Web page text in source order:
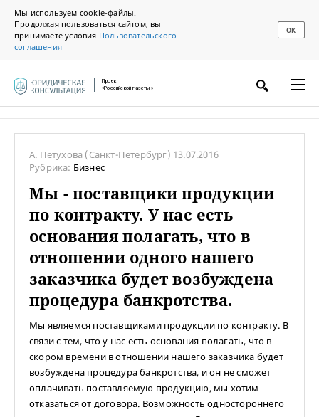
Мы используем cookie-файлы.
Продолжая пользоваться сайтом, вы
принимаете условия Пользовательского
соглашения
ОК
Проект
«Российской газеты»
А. Петухова (Санкт-Петербург) 13.07.2016
Рубрика: Бизнес
Мы - поставщики продукции
по контракту. У нас есть
основания полагать, что в
отношении одного нашего
заказчика будет возбуждена
процедура банкротства.
Мы являемся поставщиками продукции по контракту. В
связи с тем, что у нас есть основания полагать, что в
скором времени в отношении нашего заказчика будет
возбуждена процедура банкротства, и он не сможет
оплачивать поставляемую продукцию, мы хотим
отказаться от договора. Возможность одностороннего